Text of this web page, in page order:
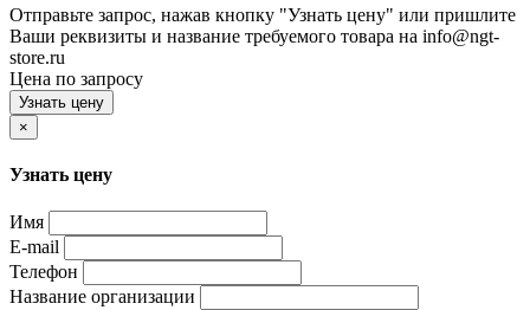
Отправьте запрос, нажав кнопку "Узнать цену" или пришлите
Ваши реквизиты и название требуемого товара на info@ngt-
store.ru
Цена по запросу
Узнать цену
×
Узнать цену
Имя
E-mail
Телефон
Название организации